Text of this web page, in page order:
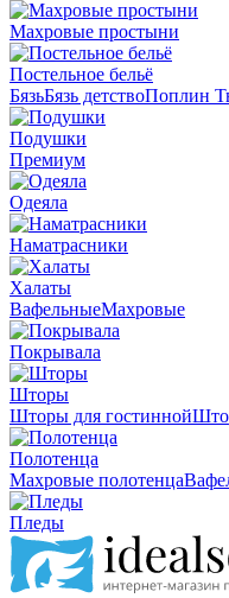
Махровые простыни
Постельное бельё
БязьБязь детствоПоплин
Подушки
Премиум
Одеяла
Наматрасники
Халаты
ВафельныеМахровые
Покрывала
Шторы
Шторы для гостинной
Полотенца
Махровые полотенца
Пледы